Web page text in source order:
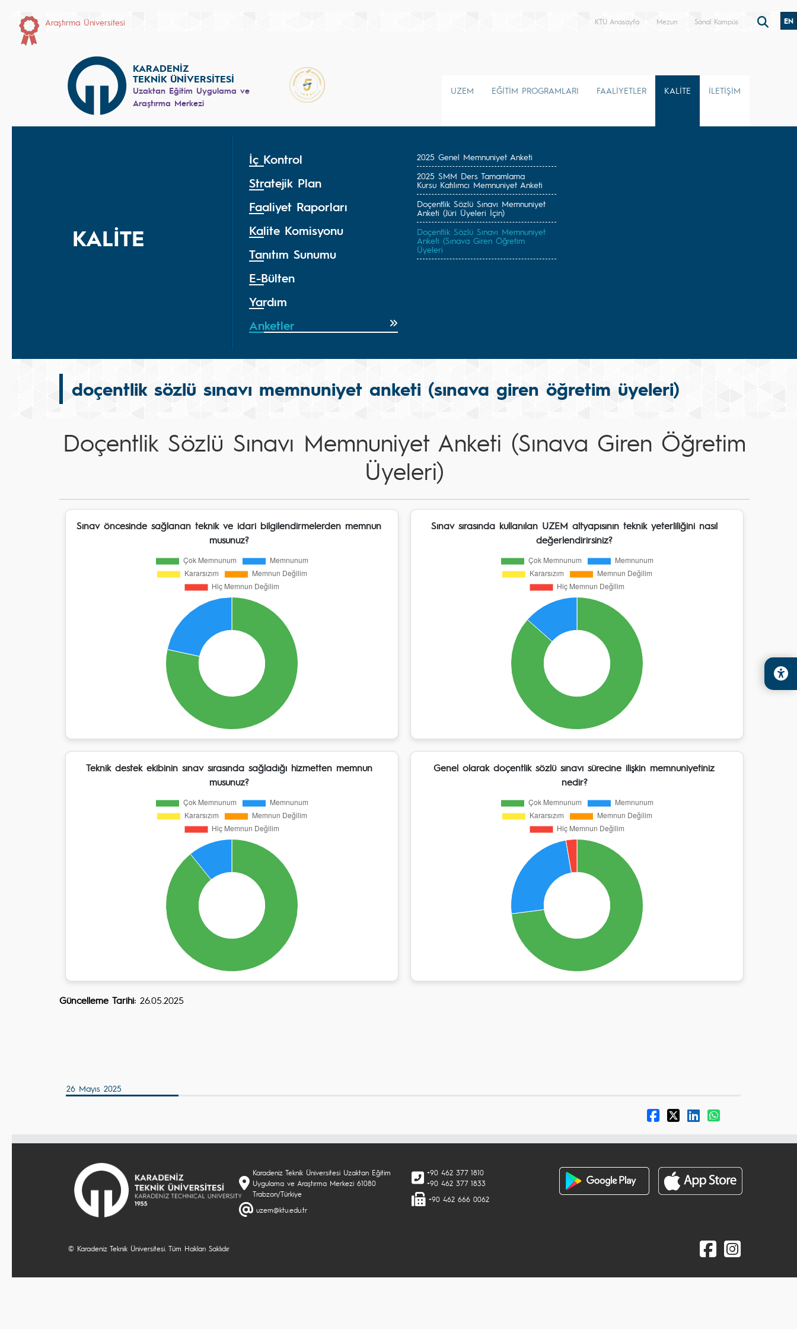
Araştırma Üniversitesi KTÜ Anasayfa Mezun Sanal Kampüs EN
KARADENİZ
TEKNİK ÜNİVERSİTESİ
Uzaktan Eğitim Uygulama ve
Araştırma Merkezi
UZEM EĞİTİM PROGRAMLARI FAALİYETLER KALİTE İLETİŞİM
KALİTE
İç Kontrol
Stratejik Plan
Faaliyet Raporları
Kalite Komisyonu
Tanıtım Sunumu
E-Bülten
Yardım
Anketler
2025 Genel Memnuniyet Anketi
2025 SMM Ders Tamamlama
Kursu Katılımcı Memnuniyet Anketi
Doçentlik Sözlü Sınavı Memnuniyet
Anketi (Jüri Üyeleri İçin)
Doçentlik Sözlü Sınavı Memnuniyet
Anketi (Sınava Giren Öğretim
Üyeleri
doçentlik sözlü sınavı memnuniyet anketi (sınava giren öğretim üyeleri)
Doçentlik Sözlü Sınavı Memnuniyet Anketi (Sınava Giren Öğretim
Üyeleri)
Sınav öncesinde sağlanan teknik ve idari bilgilendirmelerden memnun
musunuz?
Sınav sırasında kullanılan UZEM altyapısının teknik yeterliliğini nasıl
değerlendirirsiniz?
Teknik destek ekibinin sınav sırasında sağladığı hizmetten memnun
musunuz?
Genel olarak doçentlik sözlü sınavı sürecine ilişkin memnuniyetiniz
nedir?
Güncelleme Tarihi: 26.05.2025
26 Mayıs 2025
Karadeniz Teknik Üniversitesi Uzaktan Eğitim
Uygulama ve Araştırma Merkezi 61080
Trabzon/Türkiye
uzem@ktu.edu.tr
+90 462 377 1810
+90 462 377 1833
+90 462 666 0062
© Karadeniz Teknik Üniversitesi. Tüm Hakları Saklıdır